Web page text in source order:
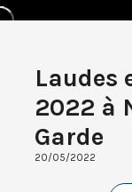
Laudes
2022 à
Garde
20/05/2022